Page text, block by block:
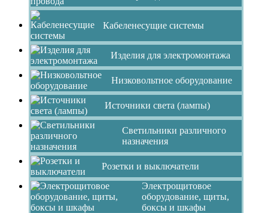
Кабеленесущие системы
Изделия для электромонтажа
Низковольтное оборудование
Источники света (лампы)
Светильники различного
назначения
Розетки и выключатели
Электрощитовое
оборудование, щиты,
боксы и шкафы